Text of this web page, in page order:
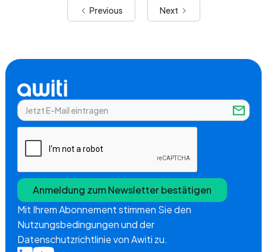
Previous Next
Mit Ihrem Abonnement stimmen Sie den
Nutzungsbedingungen und der
Datenschutzrichtlinie von Awiti zu.